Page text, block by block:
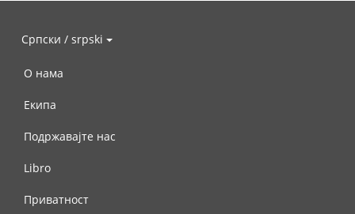
Српски / srpski
О нама
Екипа
Подржавајте нас
Libro
Приватност